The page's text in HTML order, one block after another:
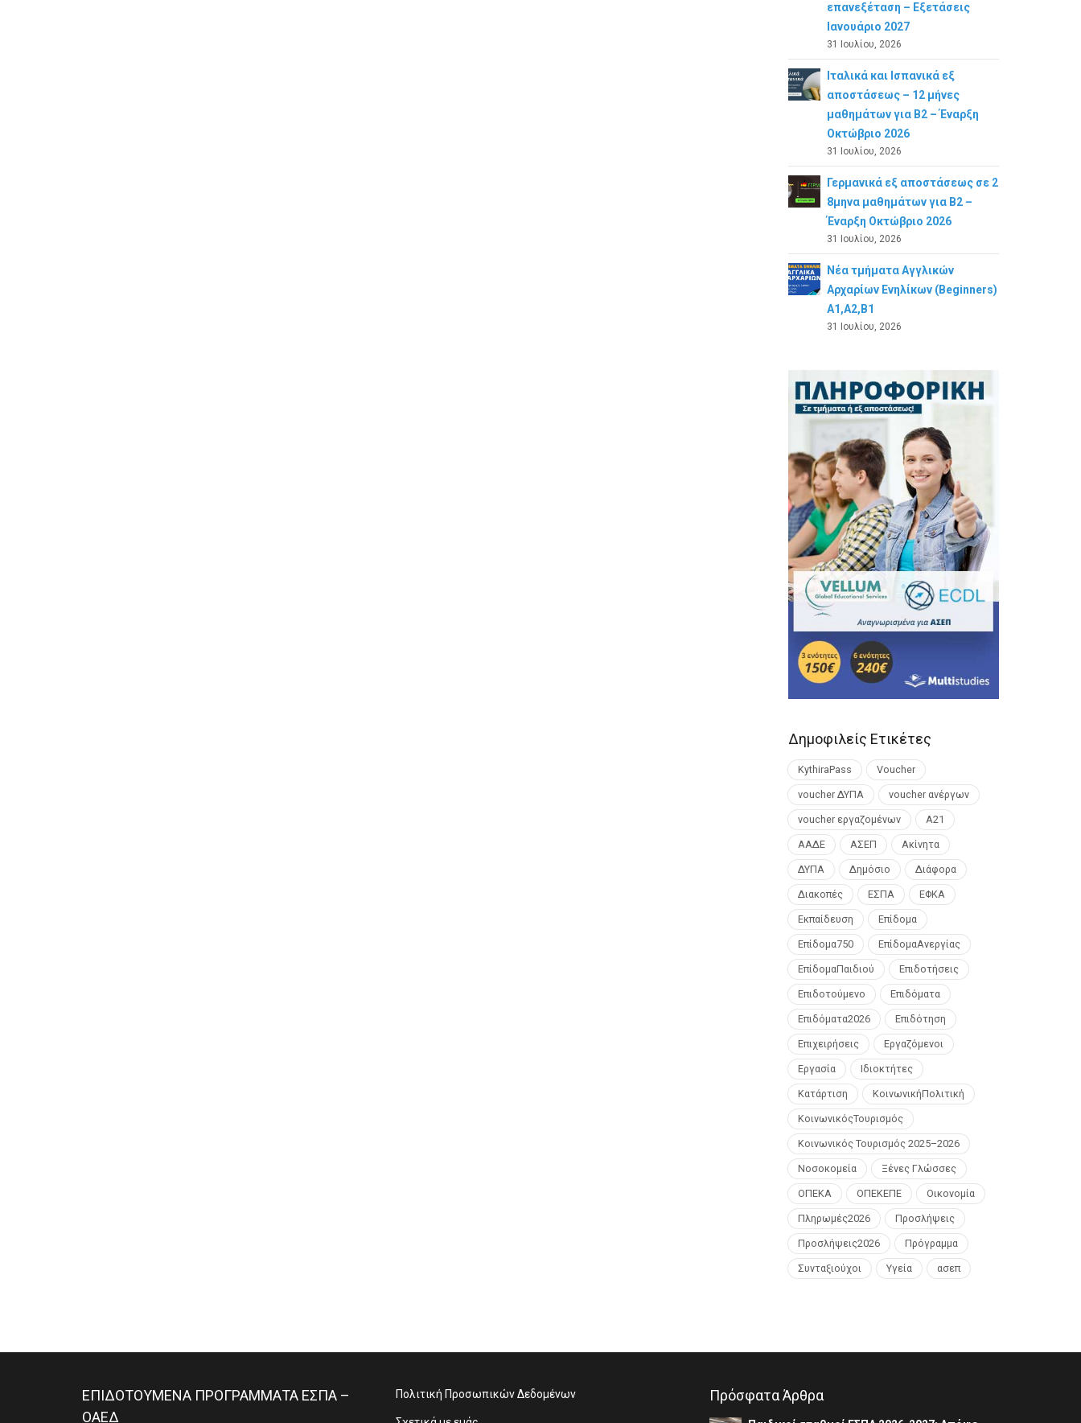
επανεξέταση – Εξετάσεις
Ιανουάριο 2027
31 Ιουλίου, 2026
Ιταλικά και Ισπανικά εξ
αποστάσεως – 12 μήνες
μαθημάτων για B2 – Έναρξη
Οκτώβριο 2026
31 Ιουλίου, 2026
Γερμανικά εξ αποστάσεως σε 2
8μηνα μαθημάτων για Β2 –
Έναρξη Οκτώβριο 2026
31 Ιουλίου, 2026
Νέα τμήματα Αγγλικών
Αρχαρίων Ενηλίκων (Beginners)
A1,A2,B1
31 Ιουλίου, 2026
Δημοφιλείς Ετικέτες
KythiraPass Voucher
voucher ΔΥΠΑ voucher ανέργων
voucher εργαζομένων Α21
ΑΑΔΕ ΑΣΕΠ Ακίνητα
ΔΥΠΑ Δημόσιο Διάφορα
Διακοπές ΕΣΠΑ ΕΦΚΑ
Εκπαίδευση Επίδομα
Επίδομα750 ΕπίδομαΑνεργίας
ΕπίδομαΠαιδιού Επιδοτήσεις
Επιδοτούμενο Επιδόματα
Επιδόματα2026 Επιδότηση
Επιχειρήσεις Εργαζόμενοι
Εργασία Ιδιοκτήτες
Κατάρτιση ΚοινωνικήΠολιτική
ΚοινωνικόςΤουρισμός
Κοινωνικός Τουρισμός 2025–2026
Νοσοκομεία Ξένες Γλώσσες
ΟΠΕΚΑ ΟΠΕΚΕΠΕ Οικονομία
Πληρωμές2026 Προσλήψεις
Προσλήψεις2026 Πρόγραμμα
Συνταξιούχοι Υγεία ασεπ
ΕΠΙΔΟΤΟΥΜΕΝΑ ΠΡΟΓΡΑΜΜΑΤΑ ΕΣΠΑ –
ΟΑΕΔ
Πολιτική Προσωπικών Δεδομένων Πρόσφατα Άρθρα